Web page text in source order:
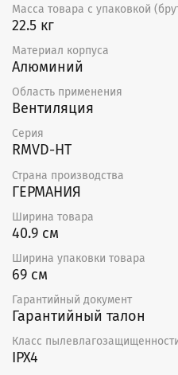
Масса товара с упаковкой
22.5 кг
Материал корпуса
Алюминий
Область применения
Вентиляция
Серия
RMVD-HT
Страна производства
ГЕРМАНИЯ
Ширина товара
40.9 см
Ширина упаковки товара
69 см
Гарантийный документ
Гарантийный талон
Класс
IPX4